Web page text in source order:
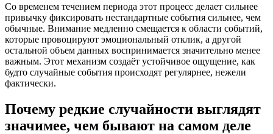
Со временем течением периода этот процесс делает сильнее
привычку фиксировать нестандартные события сильнее, чем
обычные. Внимание медленно смещается к области событий,
которые провоцируют эмоциональный отклик, а другой
остальной объем данных воспринимается значительно менее
важным. Этот механизм создаёт устойчивое ощущение, как
будто случайные события происходят регулярнее, нежели
фактически.
Почему редкие случайности выглядят
значимее, чем бывают на самом деле